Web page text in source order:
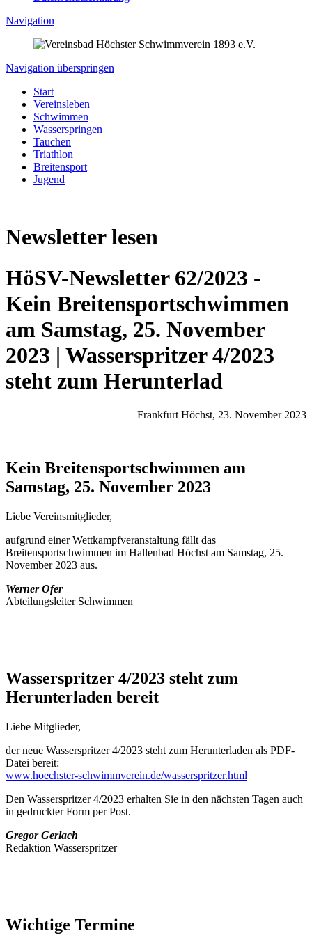
Navigation
Navigation überspringen
Start
Vereinsleben
Schwimmen
Wasserspringen
Tauchen
Triathlon
Breitensport
Jugend
Newsletter lesen
HöSV-Newsletter 62/2023 -
Kein Breitensportschwimmen
am Samstag, 25. November
2023 | Wasserspritzer 4/2023
steht zum Herunterlad
Frankfurt Höchst, 23. November 2023
Kein Breitensportschwimmen am
Samstag, 25. November 2023
Liebe Vereinsmitglieder,
aufgrund einer Wettkampfveranstaltung fällt das
Breitensportschwimmen im Hallenbad Höchst am Samstag, 25.
November 2023 aus.
Werner Ofer
Abteilungsleiter Schwimmen
Wasserspritzer 4/2023 steht zum
Herunterladen bereit
Liebe Mitglieder,
der neue Wasserspritzer 4/2023 steht zum Herunterladen als PDF-
Datei bereit:
www.hoechster-schwimmverein.de/wasserspritzer.html
Den Wasserspritzer 4/2023 erhalten Sie in den nächsten Tagen auch
in gedruckter Form per Post.
Gregor Gerlach
Redaktion Wasserspritzer
Wichtige Termine